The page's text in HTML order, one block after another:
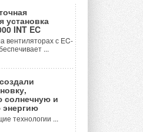
установка
INT EC
вентиляторах с EC-
...
и
энергию
технологии ...